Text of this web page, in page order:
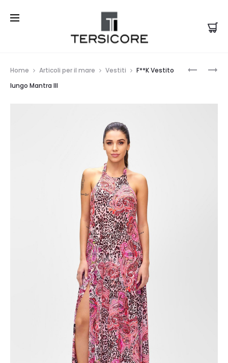
F**K
Home Articoli per il mare Vestiti
F**K Vestito
lungo Mantra III